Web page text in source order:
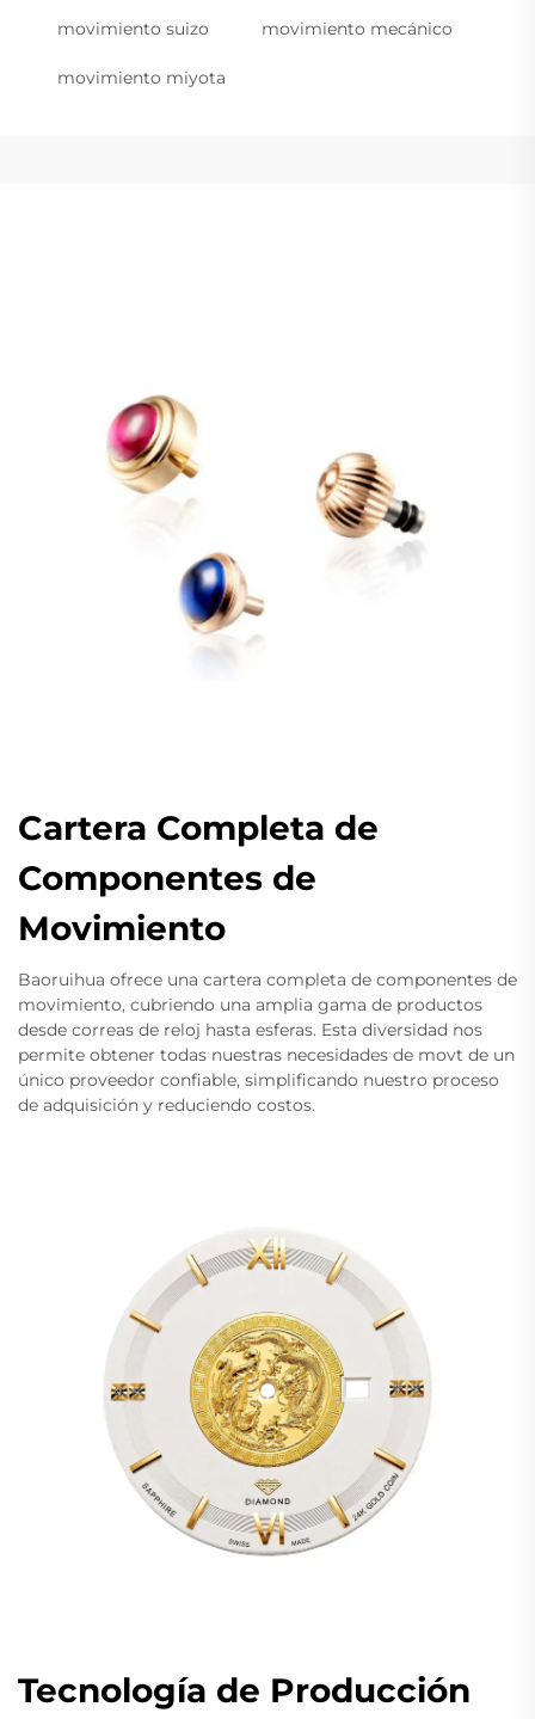
movimiento suizo movimiento mecánico
movimiento miyota
Cartera Completa de
Componentes de
Movimiento
Baoruihua ofrece una cartera completa de componentes de
movimiento, cubriendo una amplia gama de productos
desde correas de reloj hasta esferas. Esta diversidad nos
permite obtener todas nuestras necesidades de movt de un
único proveedor confiable, simplificando nuestro proceso
de adquisición y reduciendo costos.
Tecnología de Producción